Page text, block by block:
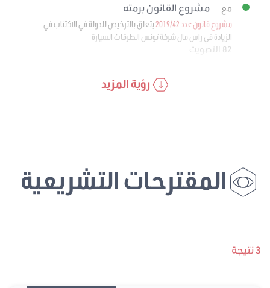
مع مشروع القانون برمته
مشروع قانون عدد 2019/42
يتعلق بالترخيص للدولة في الاكتتاب في
الزيادة في راس مال شركة تونس الطرقات السيارة
82 التصويت
رؤية المزيد
المقترحات التشريعية
3 نتيجة